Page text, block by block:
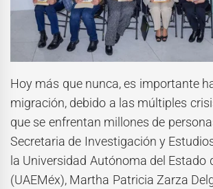
Hoy más que nunca, es importante
migración, debido a las múltiples
que se enfrentan millones de
Secretaria de Investigación y
la Universidad Autónoma del Estado
(UAEMéx), Martha Patricia Zarza